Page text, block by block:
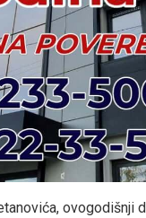
ovogodišnji